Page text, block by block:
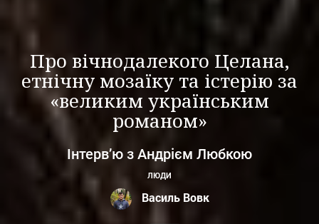
Про вічнодалекого Целана,
етнічну мозаїку та істерію за
«великим українським
романом»
Інтерв’ю з Андрієм Любкою
ЛЮДИ
Василь Вовк